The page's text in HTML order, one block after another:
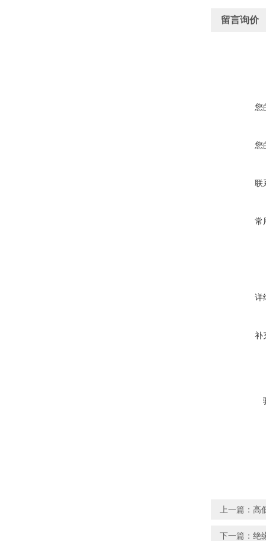
留言询价
您
您
联
常
详
补
上一篇： 高
下一篇： 绝